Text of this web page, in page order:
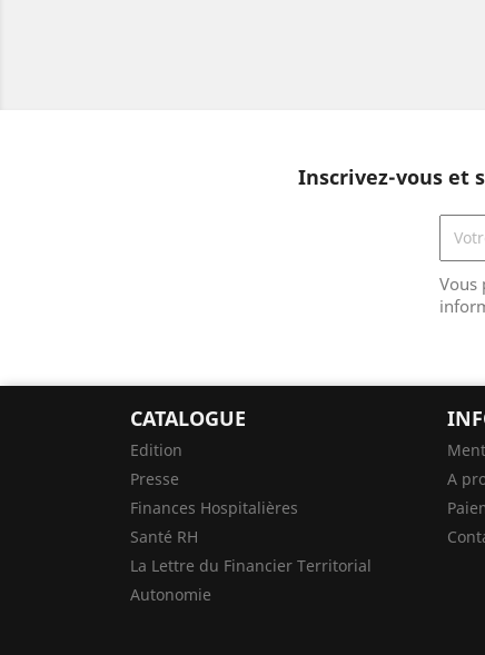
Inscrivez-vous et
Vous
CATALOGUE
Edition
Presse
Finances Hospitalières
Santé RH
La Lettre du Financier Territorial
Autonomie
A